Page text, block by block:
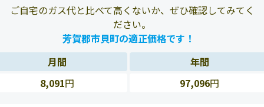
ご自宅のガス代と比べて高くないか、ぜひ確認してみてく
ださい。
芳賀郡市貝町の適正価格です！
月間
年間
8,091円 97,096円